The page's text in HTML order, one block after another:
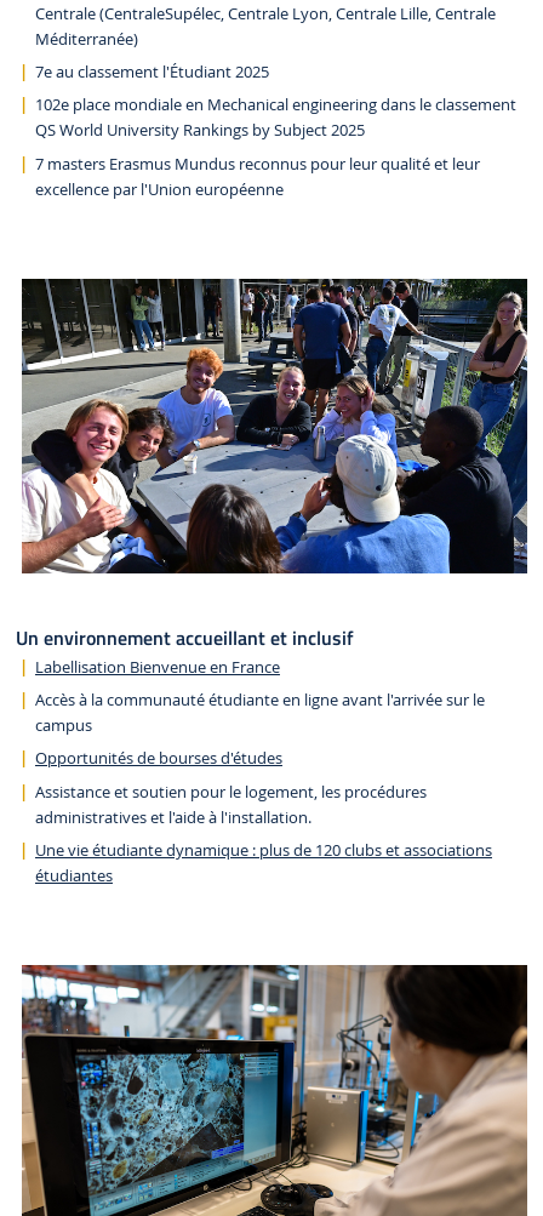
Centrale (CentraleSupélec, Centrale Lyon, Centrale Lille, Centrale
Méditerranée)
7e au classement l'Étudiant 2025
102e place mondiale en Mechanical engineering dans le classement
QS World University Rankings by Subject 2025
7 masters Erasmus Mundus reconnus pour leur qualité et leur
excellence par l'Union européenne
Un environnement accueillant et inclusif
Labellisation Bienvenue en France
Accès à la communauté étudiante en ligne avant l'arrivée sur le
campus
Opportunités de bourses d'études
Assistance et soutien pour le logement, les procédures
administratives et l'aide à l'installation.
Une vie étudiante dynamique : plus de 120 clubs et associations
étudiantes